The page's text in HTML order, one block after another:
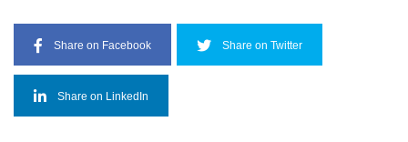
Share on Facebook Share on Twitter
Share on LinkedIn